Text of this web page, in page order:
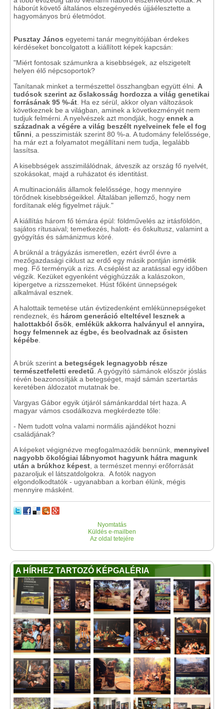
háborút követő általános elszegényedés újjáélesztette a
hagyományos brú életmódot.
Pusztay János egyetemi tanár megnyitójában érdekes
kérdéseket boncolgatott a kiállított képek kapcsán:
"Miért fontosak számunkra a kisebbségek, az elszigetelt
helyen élő népcsoportok?
Tanítanak minket a természettel összhangban együtt élni. A
tudósok szerint az őslakosság hordozza a világ genetikai
forrásának 95 %-át . Ha ez sérül, akkor olyan változások
következnek be a világban, aminek a következményét nem
tudjuk felmérni. A nyelvészek azt mondják, hogy ennek a
századnak a végére a világ beszélt nyelveinek fele el fog
tűnni , a pesszimisták szerint 80 %-a. A tudomány felelőssége,
ha már ezt a folyamatot megállítani nem tudja, legalább
lassítsa.
A kisebbségek asszimilálódnak, átveszik az ország fő nyelvét,
szokásokat, majd a ruházatot és identitást.
A multinacionális államok felelőssége, hogy mennyire
törődnek kisebbségeikkel. Általában jellemző, hogy nem
fordítanak elég figyelmet rájuk."
A kiállítás három fő témára épül: földművelés az irtásföldön,
sajátos rítusaival; temetkezés, halott- és őskultusz, valamint a
gyógyítás és sámánizmus köré.
A brúknál a trágyázás ismeretlen, ezért évről évre a
mezőgazdasági ciklust az erdő egy másik pontján ismétlik
meg. Fő terményük a rizs. A cséplést az aratással egy időben
végzik. Kezüket egyenként végighúzzák a kalászokon,
kipergetve a rizsszemeket. Húst főként ünnepségek
alkalmával esznek.
A halottaik temetése után évtizedenként emlékünnepségeket
rendeznek, és három generáció elteltével lesznek a
halottakból ősök emlékük akkorra halványul el annyira,
hogy felmennek az égbe, és beolvadnak az ősisten
képébe
A brúk szerint a betegségek legnagyobb része
természetfeletti eredetű . A gyógyító sámánok először jóslás
révén beazonosítják a betegséget, majd sámán szertartás
keretében áldozatot mutatnak be.
Vargyas Gábor egyik útjáról sámánkarddal tért haza. A
magyar vámos csodálkozva megkérdezte tőle:
- Nem tudott volna valami normális ajándékot hozni
családjának?
A képeket végignézve megfogalmazódik bennünk, mennyivel
nagyobb ökológiai lábnyomot hagyunk hátra magunk
után a brúkhoz képest , a természet mennyi erőforrását
pazaroljuk el látszatdolgokra. A fotók nagyon
elgondolkodtatók - ugyanabban a korban élünk, mégis
mennyire másként.
Nyomtatás
Küldés e-mailben
Az oldal tetejére
A HÍRHEZ TARTOZÓ KÉPGALÉRIA